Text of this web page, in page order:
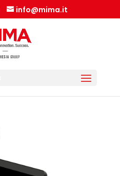
info@mima.it